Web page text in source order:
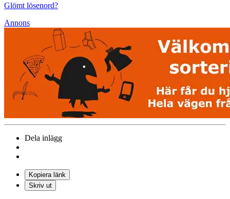
Glömt lösenord?
Annons
Dela inlägg
Kopiera länk
Skriv ut